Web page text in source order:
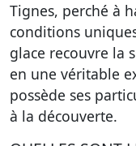
Tignes, perché à
conditions
glace recouvre la
en une véritable
possède ses
à la découverte.